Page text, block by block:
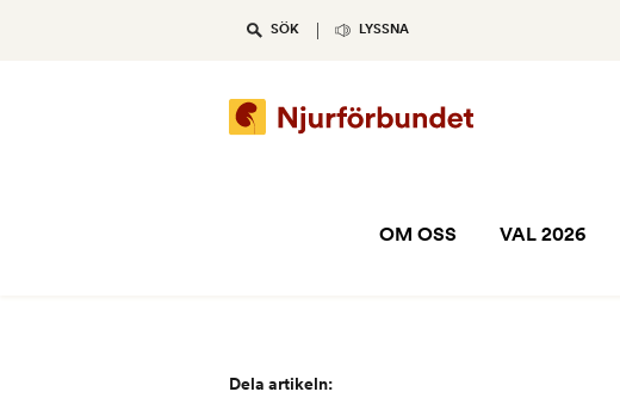
SÖK LYSSNA
OM OSS VAL 2026
Dela artikeln: